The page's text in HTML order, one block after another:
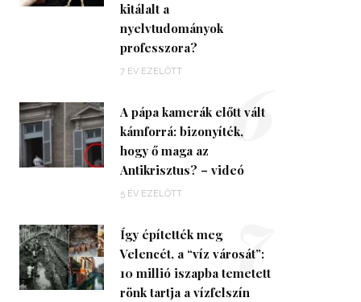
kitálalt a
nyelvtudományok
professzora?
7 ÉV EZELŐTT
A pápa kamerák előtt vált
kámforrá: bizonyíték,
hogy ő maga az
Antikrisztus? – videó
5 ÉV EZELŐTT
6
Így építették meg
Velencét, a “víz városát”:
10 millió iszapba temetett
rönk tartja a vízfelszín
7